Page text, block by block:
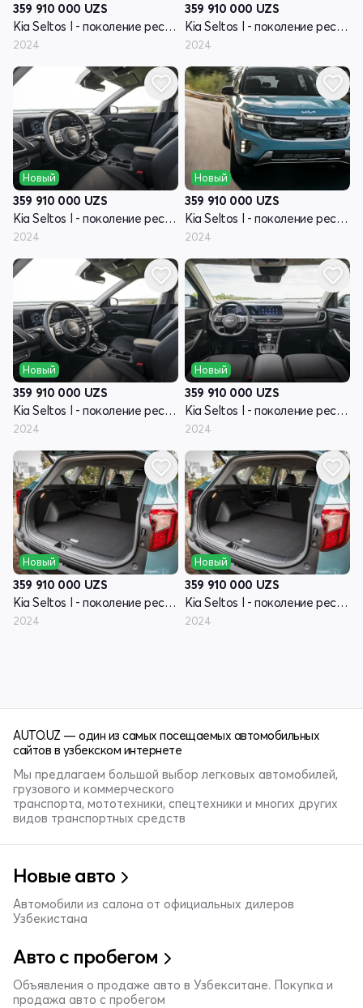
359 910 000 UZS
Kia Seltos I - поколение рестайлинг
2024
359 910 000 UZS
Kia Seltos I - поколение рестайлинг
2024
Новый
359 910 000 UZS
Kia Seltos I - поколение рестайлинг
2024
Новый
359 910 000 UZS
Kia Seltos I - поколение рестайлинг
2024
Новый
359 910 000 UZS
Kia Seltos I - поколение рестайлинг
2024
Новый
359 910 000 UZS
Kia Seltos I - поколение рестайлинг
2024
Новый
359 910 000 UZS
Kia Seltos I - поколение рестайлинг
2024
Новый
359 910 000 UZS
Kia Seltos I - поколение рестайлинг
2024
AUTO.UZ — один из самых посещаемых автомобильных
сайтов в узбекском интернете
Мы предлагаем большой выбор легковых автомобилей,
грузового и коммерческого
транспорта, мототехники, спецтехники и многих других
видов транспортных средств
Новые авто
Автомобили из салона от официальных дилеров
Узбекистана
Авто с пробегом
Объявления о продаже авто в Узбекситане. Покупка и
продажа авто с пробегом